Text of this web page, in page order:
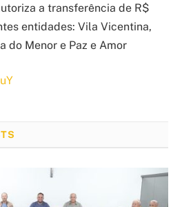
a transferência de R$
entidades: Vila Vicentina,
do Menor e Paz e Amor